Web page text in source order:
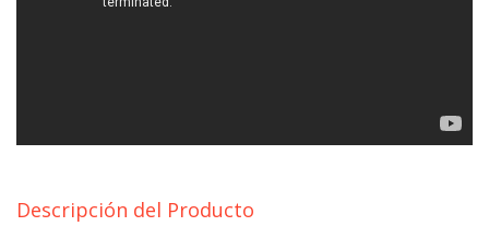
Descripción del Producto